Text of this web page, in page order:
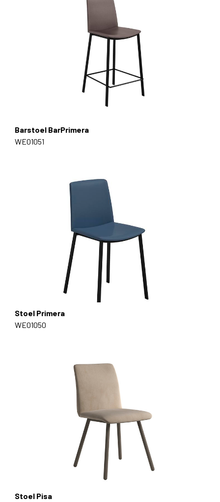
Barstoel BarPrimera
WE01051
Stoel Primera
WE01050
Stoel Pisa